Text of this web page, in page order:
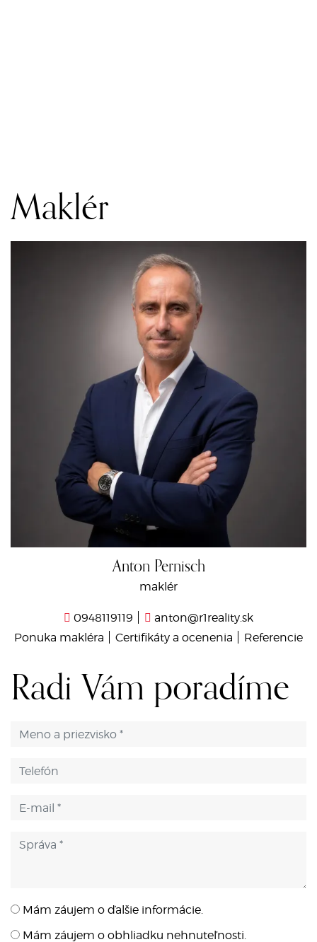
Maklér
Anton Pernisch
maklér
0948119119
anton@r1reality.sk
Ponuka makléra
Certifikáty a ocenenia Referencie
Radi Vám poradíme
Mám záujem o ďalšie informácie.
Mám záujem o obhliadku nehnuteľnosti.